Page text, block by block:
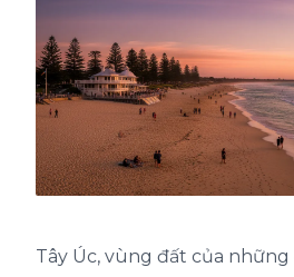
Tây Úc, vùng đất của